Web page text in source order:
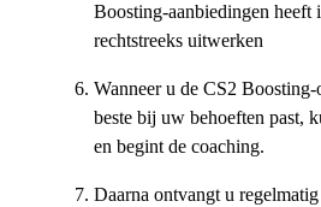
Boosting-aanbiedingen heeft
rechtstreeks uitwerken
Wanneer u de CS2
beste bij uw behoeften past,
en begint de coaching.
Daarna ontvangt u